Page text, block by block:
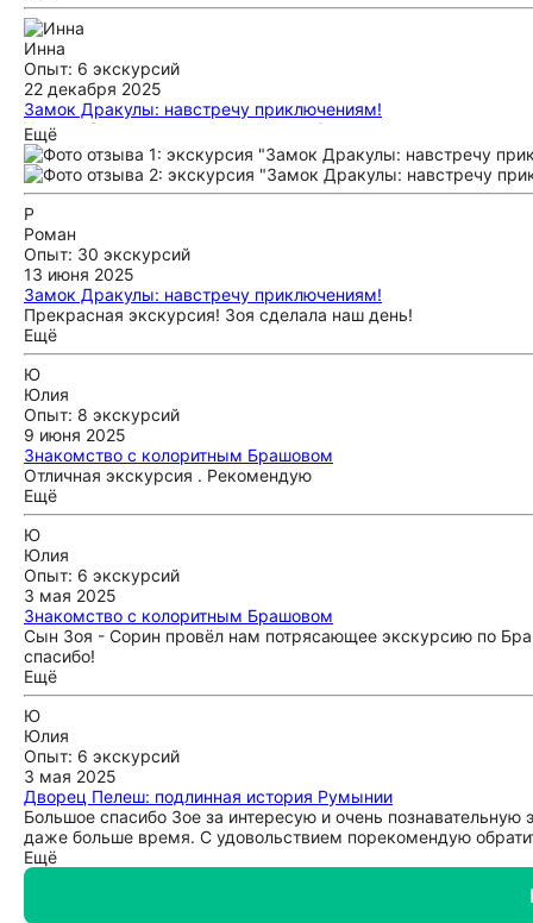
Инна
Опыт: 6 экскурсий
22 декабря 2025
Замок Дракулы: навстречу приключениям!
Хочу поблагодарить экскурсовода Зою за две
навстречу приключениям!», а также за отличную
хорошо структурированы, интересны и поданы живо и с
нас прямо на вокзале - это было очень любезно, заботливо
насыщенной и увлекательной, а прогулка по Брашову -
спокойно, увлекательно и очень весело. Спасибо за
Ещё
Р
Роман
Опыт: 30 экскурсий
13 июня 2025
Замок Дракулы: навстречу приключениям!
Прекрасная экскурсия! Зоя сделала наш день!
Ещё
Ю
Юлия
Опыт: 8 экскурсий
9 июня 2025
Знакомство с колоритным Брашовом
Отличная экскурсия . Рекомендую
Ещё
Ю
Юлия
Опыт: 6 экскурсий
3 мая 2025
Знакомство с колоритным Брашовом
Сын Зоя - Сорин провёл нам потрясающее экскурсию по
спасибо!
Ещё
Ю
Юлия
Опыт: 6 экскурсий
3 мая 2025
Дворец Пелеш: подлинная история Румынии
Большое спасибо Зое за интересую и очень
даже больше время. С удовольствием порекомендую
Ещё